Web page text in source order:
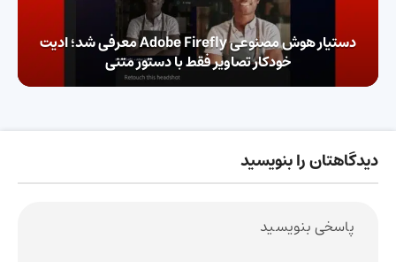
دستیار هوش مصنوعی Adobe Firefly معرفی شد؛ ادیت
خودکار تصاویر فقط با دستور متنی
دیدگاهتان را بنویسید